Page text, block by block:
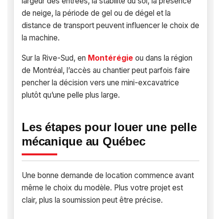
de neige, la période de gel ou de dégel et la
distance de transport peuvent influencer le choix de
la machine.
Sur la Rive-Sud, en Montérégie ou dans la région
de Montréal, l’accès au chantier peut parfois faire
pencher la décision vers une mini-excavatrice
plutôt qu’une pelle plus large.
Les étapes pour louer une pelle
mécanique au Québec
Une bonne demande de location commence avant
même le choix du modèle. Plus votre projet est
clair, plus la soumission peut être précise.